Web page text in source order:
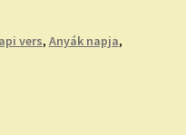
vers, Anyák napja,